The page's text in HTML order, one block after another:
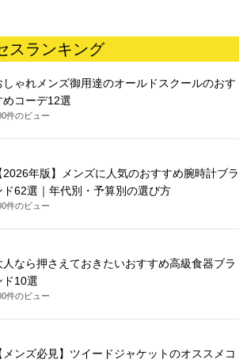
スランキング
しゃれメンズ御用達のオールドスクールのおす
めコーデ12選
件のビュー
2026年版】メンズに人気のおすすめ腕時計ブラ
ド62選｜年代別・予算別の選び方
件のビュー
人なら押さえておきたいおすすめ高級食器ブラ
ド10選
件のビュー
メンズ必見】ツイードジャケットのオススメコ